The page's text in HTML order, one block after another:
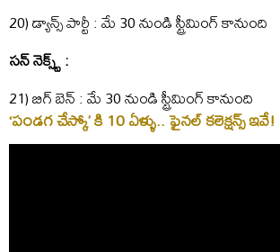
20) డ్యాన్స్ పార్టీ : మే 30 నుండి స్ట్రీమింగ్ కానుంది
సన్ నెక్స్ట్ :
21) బిగ్ బెన్ : మే 30 నుండి స్ట్రీమింగ్ కానుంది
‘పండగ చేస్కో’ కి 10 ఏళ్ళు.. ఫైనల్ కలెక్షన్స్ ఇవే!